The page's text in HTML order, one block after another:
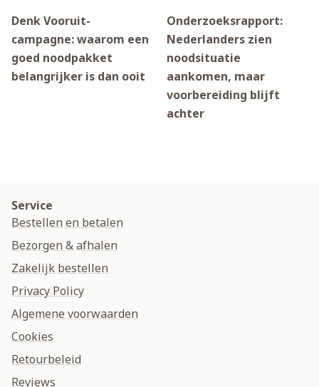
Denk Vooruit-
campagne: waarom een
goed noodpakket
belangrijker is dan ooit
Onderzoeksrapport:
Nederlanders zien
noodsituatie
aankomen, maar
voorbereiding blijft
achter
Service
Bestellen en betalen
Bezorgen & afhalen
Zakelijk bestellen
Privacy Policy
Algemene voorwaarden
Cookies
Retourbeleid
Reviews